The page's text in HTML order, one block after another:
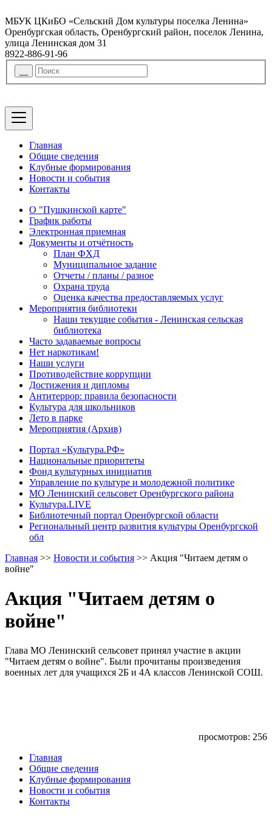
МБУК ЦКиБО «Сельский Дом культуры поселка Ленина»
Оренбургская область, Оренбургский район, поселок Ленина,
улица Ленинская дом 31
8922-886-91-96
Главная
Общие сведения
Клубные формирования
Новости и события
Контакты
О "Пушкинской карте"
График работы
Электронная приемная
Документы и отчётность
План ФХД
Муниципальное задание
Отчеты / планы / разное
Охрана труда
Оценка качества предоставляемых услуг
Мероприятия библиотеки
Наши текущие события - Ленинская сельская
библиотека
Часто задаваемые вопросы
Нет наркотикам!
Наши услуги
Противодействие коррупции
Достижения и дипломы
Антитеррор: правила безопасности
Культура для школьников
Лето в парке
Мероприятия (Архив)
Портал «Культура.РФ»
Национальные приоритеты
Фонд культурных инициатив
Управление по культуре и молодежной политике
МО Ленинский сельсовет Оренбургского района
Культура.LIVE
Библиотечный портал Оренбургской области
Региональный центр развития культуры Оренбургской
обл
Главная >> Новости и события >> Акция "Читаем детям о
войне"
Акция "Читаем детям о
войне"
Глава МО Ленинский сельсовет принял участие в акции
"Читаем детям о войне". Были прочитаны произведения
военных лет для учащихся 2Б и 4А классов Ленинской СОШ.
просмотров: 256
Главная
Общие сведения
Клубные формирования
Новости и события
Контакты